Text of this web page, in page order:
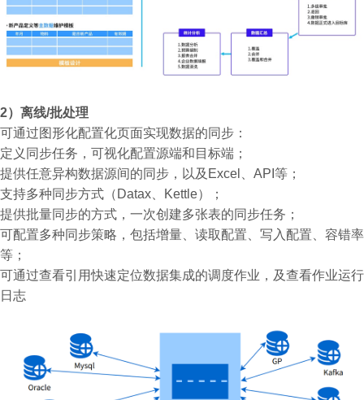
2）离线/批处理
可通过图形化配置化页面实现数据的同步：
定义同步任务，可视化配置源端和目标端；
提供任意异构数据源间的同步，以及Excel、API等；
支持多种同步方式（Datax、Kettle）；
提供批量同步的方式，一次创建多张表的同步任务；
可配置多种同步策略，包括增量、读取配置、写入配置、容错率
等；
可通过查看引用快速定位数据集成的调度作业，及查看作业运行
日志